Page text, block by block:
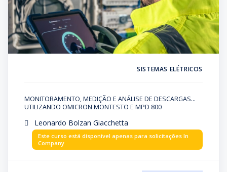
SISTEMAS ELÉTRICOS
MONITORAMENTO, MEDIÇÃO E ANÁLISE DE DESCARGAS
PARCIAIS
UTILIZANDO OMICRON MONTESTO E MPD 800
Leonardo Bolzan Giacchetta
Este curso está disponível apenas para solicitações In
Company